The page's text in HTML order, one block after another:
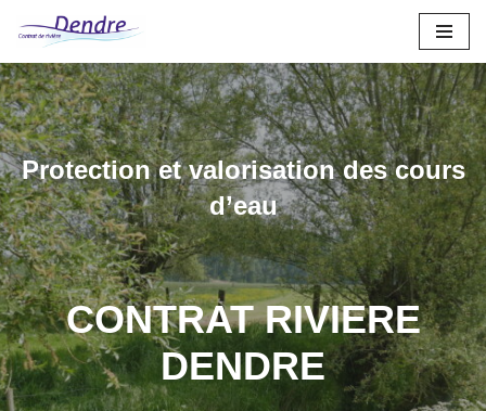
au
contenu
Protection et valorisation des cours
d’eau
CONTRAT RIVIERE
DENDRE